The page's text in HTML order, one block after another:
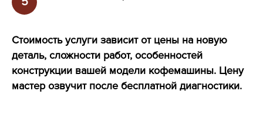
Стоимость услуги зависит от цены на новую
деталь, сложности работ, особенностей
конструкции вашей модели кофемашины. Цену
мастер озвучит после бесплатной диагностики.